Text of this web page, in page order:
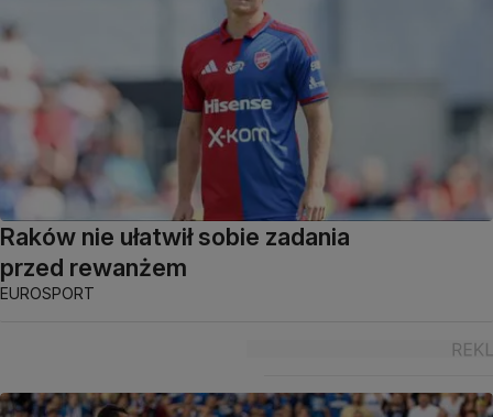
Raków nie ułatwił sobie zadania
przed rewanżem
EUROSPORT